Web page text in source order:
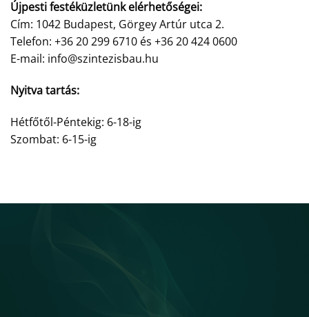
Újpesti festéküzletünk elérhetőségei:
Cím: 1042 Budapest, Görgey Artúr utca 2.
Telefon: +36 20 299 6710 és +36 20 424 0600
E-mail: info@szintezisbau.hu
Nyitva tartás:
Hétfőtől-Péntekig: 6-18-ig
Szombat: 6-15-ig